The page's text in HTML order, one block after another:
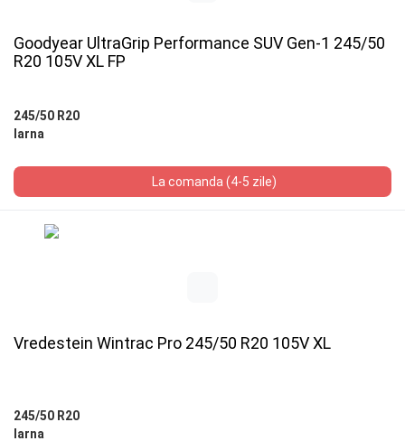
Goodyear UltraGrip Performance SUV Gen-1 245/50
R20 105V XL FP
245/50 R20
Iarna
La comanda (4-5 zile)
Vredestein Wintrac Pro 245/50 R20 105V XL
245/50 R20
Iarna